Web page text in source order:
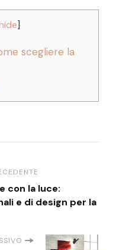
scegliere la
con la luce:
e di design per la